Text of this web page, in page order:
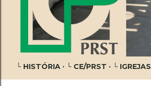
└ HISTÓRIA └ CE/PRST └ IGREJAS